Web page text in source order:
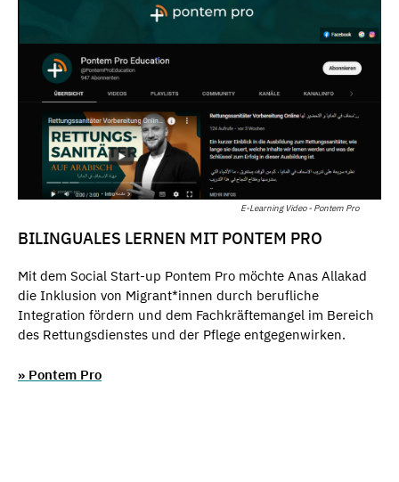
E-Learning Video - Pontem Pro
BILINGUALES LERNEN MIT PONTEM PRO
Mit dem Social Start-up Pontem Pro möchte Anas Allakad
die Inklusion von Migrant*innen durch berufliche
Integration fördern und dem Fachkräftemangel im Bereich
des Rettungsdienstes und der Pflege entgegenwirken.
» Pontem Pro